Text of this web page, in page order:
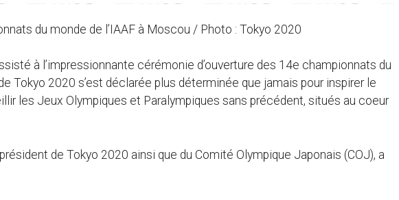
du monde de l’IAAF à Moscou / Photo : Tokyo 2020
à l’impressionnante cérémonie d’ouverture des 14e championnats du
Tokyo 2020 s’est déclarée plus déterminée que jamais pour inspirer le
les Jeux Olympiques et Paralympiques sans précédent, situés au coeur
de Tokyo 2020 ainsi que du Comité Olympique Japonais (COJ), a